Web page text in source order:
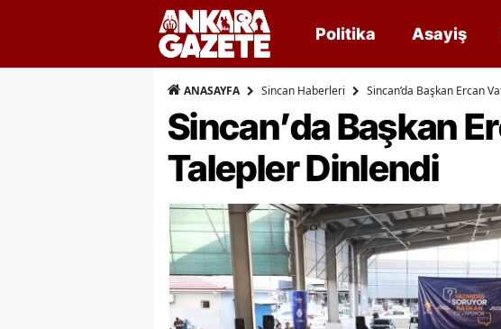
Politika Asayiş
ANASAYFA Sincan Haberleri Sincan’da Başkan Ercan
Sincan’da Başkan
Talepler Dinlendi